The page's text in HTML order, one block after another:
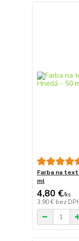
Farba na
ml
4,80 €/ks
3,90 € bez